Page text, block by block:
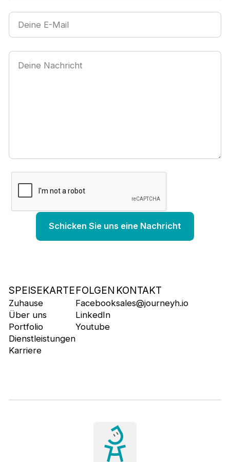
SPEISEKARTE
Zuhause
Über uns
Portfolio
Dienstleistungen
Karriere
FOLGEN
Facebook
LinkedIn
Youtube
KONTAKT
sales@journeyh.io